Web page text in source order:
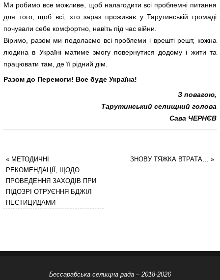
Ми робимо все можливе, щоб налагодити всі проблемні питання
для того, щоб всі, хто зараз проживає у Тарутинській громаді
почували себе комфортно, навіть під час війни.
Віримо, разом ми подолаємо всі проблеми і врешті решт, кожна
людина в Україні матиме змогу повернутися додому і жити та
працювати там, де її рідний дім.
Разом до Перемоги! Все буде Україна!
З повагою,
Тарутинський селищний голова
Сава ЧЕРНЄВ
«МЕТОДИЧНІ
РЕКОМЕНДАЦІЇ, ЩОДО
ПРОВЕДЕННЯ ЗАХОДІВ ПРИ
ПІДОЗРІ ОТРУЄННЯ БДЖІЛ
ПЕСТИЦИДАМИ
ЗНОВУ ТЯЖКА ВТРАТА…»
Бессарабська селищна рада – 2018-2026